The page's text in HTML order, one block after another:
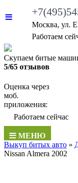
Москва, ул.
Работаем
Скупаем битые
5/65 отзывов
Оценка через
моб.
приложения:
Работаем сейчас
МЕНЮ
Выкуп битых авто »
Nissan Almera 2002